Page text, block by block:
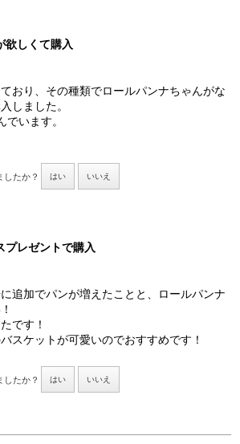
欲しくて購入
おり、その種類でロールパンナちゃんがな
しました。
います。
したか？ はい いいえ
プレゼントで購入
追加でパンが増えたことと、ロールパンナ
です！
スケットが可愛いのでおすすめです！
したか？ はい いいえ